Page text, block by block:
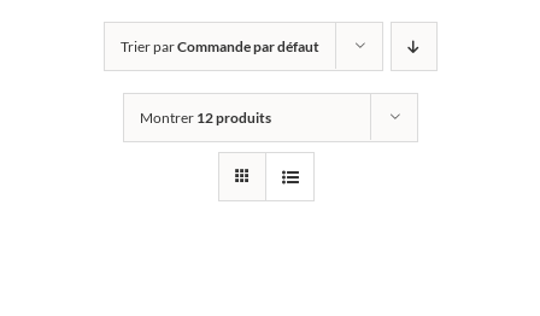
Trier parCommande par défaut
Montrer 12 produits